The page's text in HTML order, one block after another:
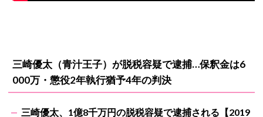
三崎優太（青汁王子）が脱税容疑で逮捕…保釈金は6
000万・懲役2年執行猶予4年の判決
三崎優太、1億8千万円の脱税容疑で逮捕される【2019